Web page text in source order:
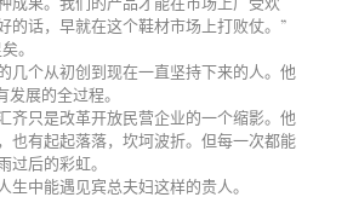
的话，早就在这个鞋材市场上打败仗。”
。
几个从初创到现在一直坚持下来的人。他
发展的全过程。
齐只是改革开放民营企业的一个缩影。他
也有起起落落，坎坷波折。但每一次都能
过后的彩虹。
生中能遇见宾总夫妇这样的贵人。